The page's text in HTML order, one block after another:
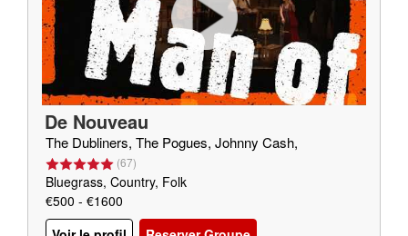
De Nouveau
The Dubliners, The Pogues, Johnny Cash,
(67)
Bluegrass, Country, Folk
€500 - €1600